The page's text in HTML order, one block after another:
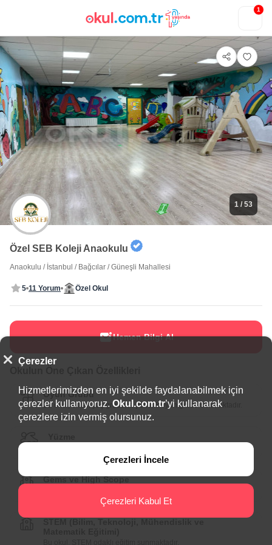
1
1 / 53
Özel SEB Koleji Anaokulu
Anaokulu / İstanbul / Bağcılar /Güneşli Mahallesi
5 11 Yorum Özel Okul
Hemen Bilgi Al
Oyun Grubu
Bu okul, erken yaş grubuna yönelik oyun grubu sunmaktadır.
Gems ve High Scope
Çerezler
Hizmetlerimizden en iyi şekilde faydalanabilmek için
çerezler kullanıyoruz. Okul.com.tr’yi kullanarak
çerezlere izin vermiş olursunuz.
Çerezleri İncele
Çerezleri Kabul Et